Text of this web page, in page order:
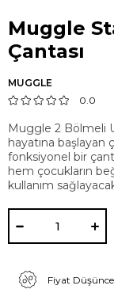
Muggle
Çantası
MUGGLE
0.0
Muggle 2 Bölmeli
hayatına başlayan
fonksiyonel bir
hem çocukların
kullanım
Fiyat